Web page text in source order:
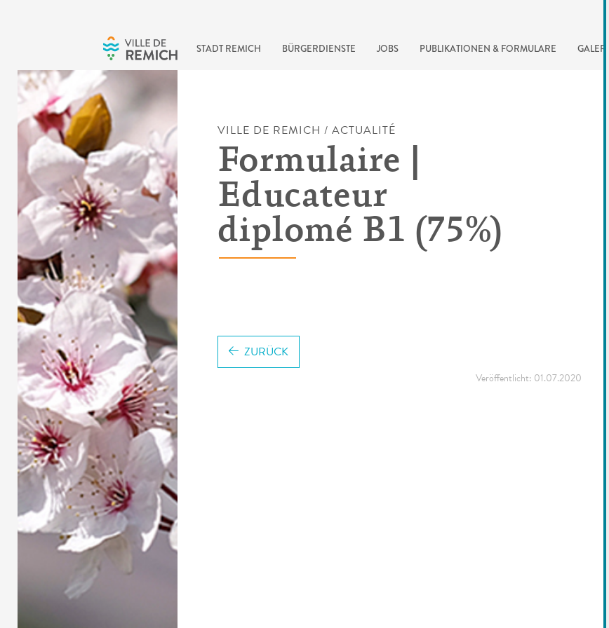
STADT REMICH BÜRGERDIENSTE JOBS PUBLIKATIONEN & FORMULARE GALERIE
VILLE DE REMICH / ACTUALITÉ
Formulaire |
Educateur
diplomé B1 (75%)
Veröffentlicht: 01.07.2020
ZURÜCK